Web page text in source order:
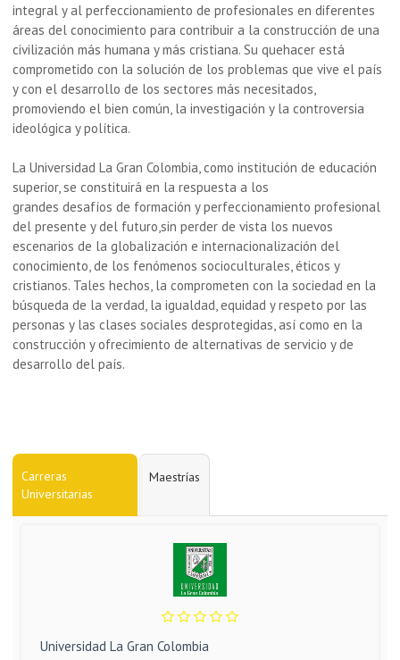
integral y al perfeccionamiento de profesionales en diferentes
áreas del conocimiento para contribuir a la construcción de una
civilización más humana y más cristiana. Su quehacer está
comprometido con la solución de los problemas que vive el paí­s
y con el desarrollo de los sectores más necesitados,
promoviendo el bien común, la investigación y la controversia
ideológica y polí­tica.
La Universidad La Gran Colombia, como institución de educación
superior, se constituirá en la respuesta a los
grandes desafíos de formación y perfeccionamiento profesional
del presente y del futuro,sin perder de vista los nuevos
escenarios de la globalización e internacionalización del
conocimiento, de los fenómenos socioculturales, éticos y
cristianos. Tales hechos, la comprometen con la sociedad en la
búsqueda de la verdad, la igualdad, equidad y respeto por las
personas y las clases sociales desprotegidas, así­ como en la
construcción y ofrecimiento de alternativas de servicio y de
desarrollo del país.
Carreras
Universitarias
Maestrías
Universidad La Gran Colombia